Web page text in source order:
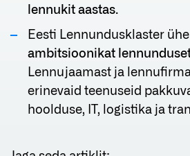
lennukit aastas.
Eesti Lennundusklaster
ambitsioonikat
Lennujaamast ja
erinevaid teenuseid
hoolduse, IT, logistika ja